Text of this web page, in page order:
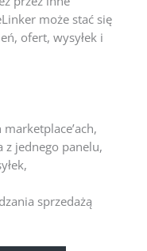
może stać się
ofert, wysyłek i
z jednego panelu,
sprzedażą